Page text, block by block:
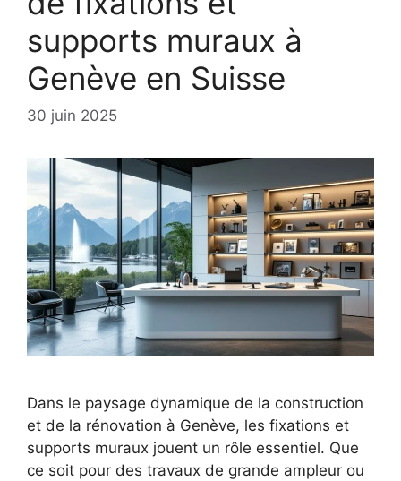
supports muraux à
Genève en Suisse
30 juin 2025
Dans le paysage dynamique de la construction
et de la rénovation à Genève, les fixations et
supports muraux jouent un rôle essentiel. Que
ce soit pour des travaux de grande ampleur ou